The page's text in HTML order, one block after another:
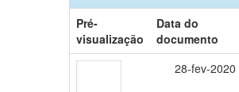
Pré-
visualização
Data do
documento
28-fev-2020